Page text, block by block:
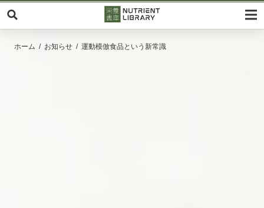
ホーム お知らせ 運動模倣食品という新常識